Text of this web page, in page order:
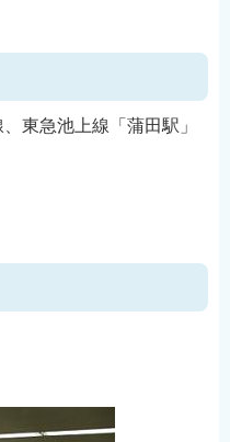
東急池上線「蒲田駅」